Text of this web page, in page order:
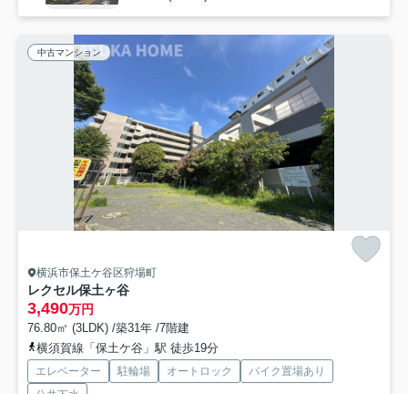
中古マンション
横浜市保土ケ谷区狩場町
レクセル保土ヶ谷
3,490万円
76.80㎡ (3LDK) /築31年 /7階建
横須賀線「保土ケ谷」駅 徒歩19分
エレベーター 駐輪場 オートロック
バイク置場あり